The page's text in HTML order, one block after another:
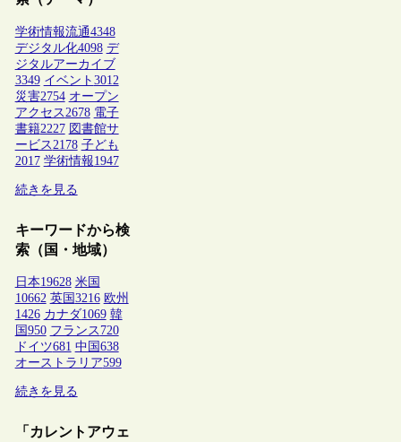
学術情報流通4348
デジタル化4098 デ
ジタルアーカイブ
3349 イベント 3012
災害2754 オープン
アクセス 2678 電子
書籍2227 図書館サ
ービス 2178 子ども
2017 学術情報1947
続きを見る
キーワードから検
索（国・地域）
日本19628 米国
10662 英国 3216 欧州
1426 カナダ1069 韓
国 950 フランス 720
ドイツ681 中国 638
オーストラリア599
続きを見る
「カレントアウェ